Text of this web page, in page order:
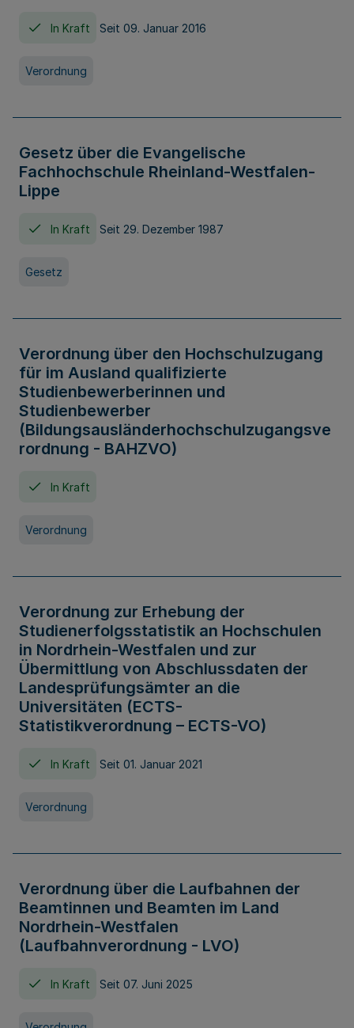
In Kraft Seit 09. Januar 2016
Verordnung
Gesetz über die Evangelische
Fachhochschule Rheinland-Westfalen-
Lippe
In Kraft Seit 29. Dezember 1987
Gesetz
Verordnung über den Hochschulzugang
für im Ausland qualifizierte
Studienbewerberinnen und
Studienbewerber
(Bildungsausländerhochschulzugangsve
rordnung - BAHZVO)
In Kraft
Verordnung
Verordnung zur Erhebung der
Studienerfolgsstatistik an Hochschulen
in Nordrhein-Westfalen und zur
Übermittlung von Abschlussdaten der
Landesprüfungsämter an die
Universitäten (ECTS-
Statistikverordnung – ECTS-VO)
In Kraft Seit 01. Januar 2021
Verordnung
Verordnung über die Laufbahnen der
Beamtinnen und Beamten im Land
Nordrhein-Westfalen
(Laufbahnverordnung - LVO)
In Kraft Seit 07. Juni 2025